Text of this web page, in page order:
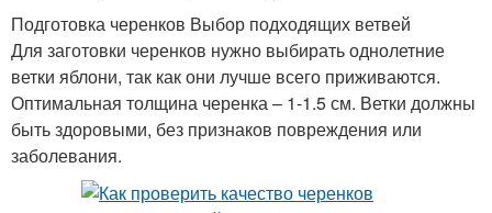
Подготовка черенков Выбор подходящих ветвей
Для заготовки черенков нужно выбирать однолетние
ветки яблони, так как они лучше всего приживаются.
Оптимальная толщина черенка – 1-1.5 см. Ветки должны
быть здоровыми, без признаков повреждения или
заболевания.